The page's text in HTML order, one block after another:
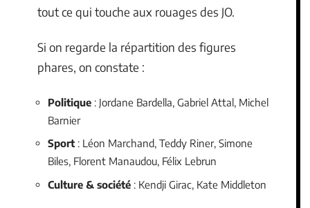
tout ce qui touche aux rouages des JO.
Si on regarde la répartition des figures
phares, on constate :
Politique : Jordane Bardella, Gabriel Attal, Michel
Barnier
Sport : Léon Marchand, Teddy Riner, Simone
Biles, Florent Manaudou, Félix Lebrun
Culture & société : Kendji Girac, Kate Middleton